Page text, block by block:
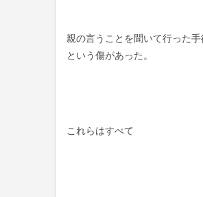
親の言うことを聞いて行った
という傷があった。
これらはすべて